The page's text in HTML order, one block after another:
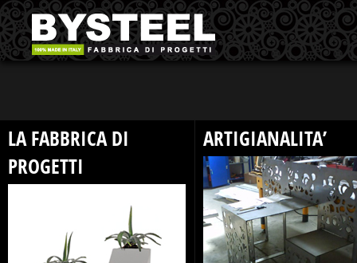
LA FABBRICA DI
PROGETTI
ARTIGIANALITA’